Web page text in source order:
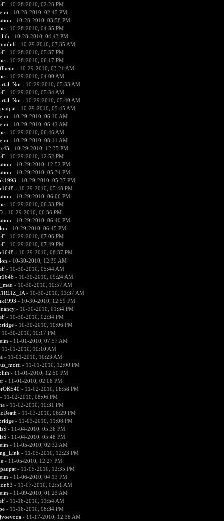
- 10-28-2010, 02:28 PM
- 10-28-2010, 02:45 PM
- 10-28-2010, 03:58 PM
- 10-28-2010, 04:35 PM
- 10-28-2010, 04:43 PM
- 10-29-2010, 07:35 AM
- 10-28-2010, 05:37 PM
- 10-28-2010, 06:17 PM
- 10-29-2010, 03:21 AM
- 10-29-2010, 04:00 AM
- 10-29-2010, 05:33 AM
- 10-29-2010, 05:34 AM
- 10-29-2010, 05:40 AM
- 10-29-2010, 05:45 AM
- 10-29-2010, 06:10 AM
- 10-29-2010, 06:42 AM
- 10-29-2010, 06:46 AM
- 10-29-2010, 08:11 AM
- 10-29-2010, 12:35 PM
- 10-29-2010, 12:52 PM
- 10-29-2010, 12:52 PM
- 10-29-2010, 05:34 PM
- 10-29-2010, 05:37 PM
- 10-29-2010, 05:48 PM
- 10-29-2010, 06:06 PM
- 10-29-2010, 06:33 PM
- 10-29-2010, 06:36 PM
- 10-29-2010, 06:40 PM
- 10-29-2010, 06:45 PM
- 10-29-2010, 07:06 PM
- 10-29-2010, 07:49 PM
- 10-29-2010, 08:37 PM
- 10-30-2010, 12:39 AM
- 10-30-2010, 05:44 AM
- 10-30-2010, 09:24 AM
- 10-30-2010, 10:57 AM
- 10-30-2010, 11:37 AM
- 10-30-2010, 12:59 PM
- 10-30-2010, 01:34 PM
- 10-30-2010, 02:34 PM
- 10-30-2010, 10:06 PM
30-2010, 10:17 PM
- 11-01-2010, 07:57 AM
01-2010, 10:10 AM
- 11-01-2010, 10:23 AM
- 11-01-2010, 12:00 PM
- 11-01-2010, 12:50 PM
- 11-01-2010, 02:06 PM
- 11-02-2010, 06:58 PM
11-02-2010, 08:06 PM
- 11-02-2010, 10:31 PM
- 11-03-2010, 06:29 PM
- 11-03-2010, 11:08 PM
- 11-04-2010, 05:36 PM
- 11-04-2010, 05:48 PM
- 11-05-2010, 02:32 AM
- 11-05-2010, 12:23 PM
- 11-05-2010, 12:27 PM
- 11-05-2010, 12:35 PM
- 11-06-2010, 04:13 PM
- 11-07-2010, 02:51 AM
- 11-09-2010, 01:23 AM
- 11-16-2010, 11:54 AM
- 11-16-2010, 08:34 PM
- 11-17-2010, 12:38 AM